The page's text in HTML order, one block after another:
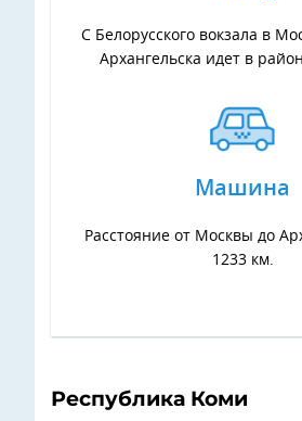
С Белорусского вокзала в
Архангельска идет в
Машина
Расстояние от Москвы до
1233 км.
Республика Коми